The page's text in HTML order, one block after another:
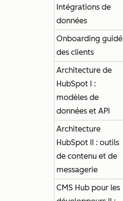
Intégrations de
données
Onboarding guidé
des clients
Architecture de
HubSpot I :
modèles de
données et API
Architecture
HubSpot II : outils
de contenu et de
messagerie
CMS Hub pour les